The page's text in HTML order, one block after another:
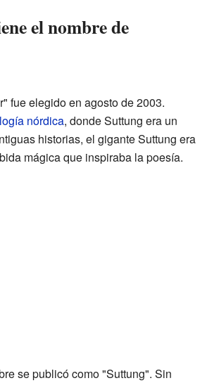
el nombre de
fue elegido en agosto de 2003.
nórdica, donde Suttung era un
historias, el gigante Suttung era
mágica que inspiraba la poesía.
se publicó como "Suttung". Sin